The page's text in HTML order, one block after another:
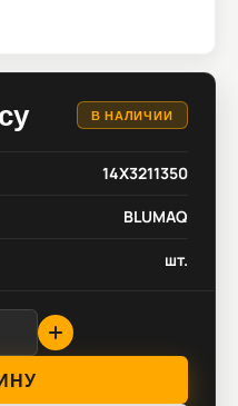
В НАЛИЧИИ
14X3211350
BLUMAQ
шт.